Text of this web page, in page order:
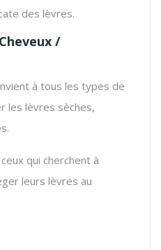
des lèvres.
/
à tous les types de
les lèvres sèches,
qui cherchent à
leurs lèvres au